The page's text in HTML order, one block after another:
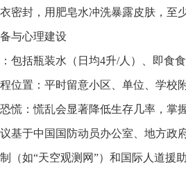
密封，用肥皂水冲洗暴露皮肤，‌至
与心理建设‌
包括瓶装水（日均4升/人）、即食
位置‌：平时留意小区、单位、学校
慌‌：慌乱会显著降低生存几率，掌
基于中国国防动员办公室、地方政
（如“天空观测网”）和国际人道援